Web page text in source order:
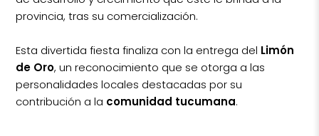
provincia, tras su comercialización.
Esta divertida fiesta finaliza con la entrega del Limón
de Oro, un reconocimiento que se otorga a las
personalidades locales destacadas por su
contribución a la comunidad tucumana.